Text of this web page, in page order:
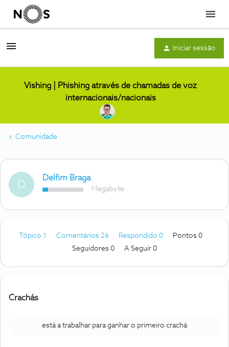
Menu
Iniciar sessão
Vishing | Phishing através de chamadas de voz
internacionais/nacionais
Comunidade
D
Delfim Braga
Megabyte
Tópico 1 Comentários 26 Respondido 0
Pontos 0
Seguidores 0 A Seguir 0
Crachás
está a trabalhar para ganhar o primeiro crachá